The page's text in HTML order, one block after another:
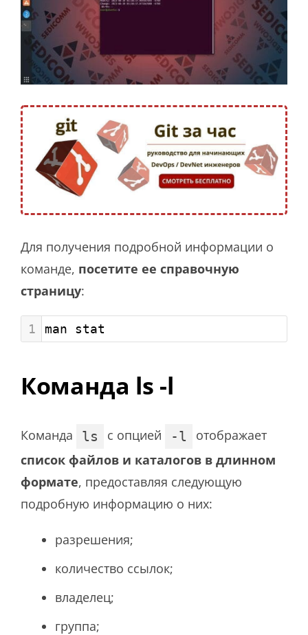
Для получения подробной информации о
команде, посетите ее справочную
страницу:
1 man stat
Команда ls -l
Команда ls с опцией -l
отображает
список файлов и каталогов в длинном
формате, предоставляя следующую
подробную информацию о них:
разрешения;
количество ссылок;
владелец;
группа;